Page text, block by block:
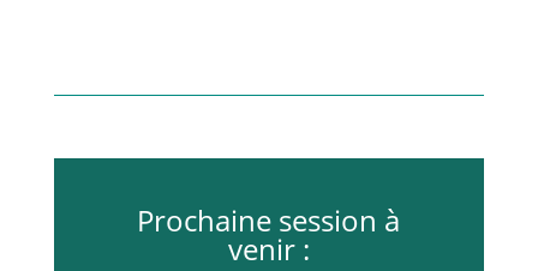
Prochaine session à
venir :